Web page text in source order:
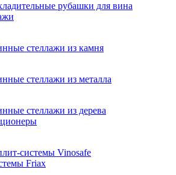
рубашки для вина
стеллажи из камня
стеллажи из металла
стеллажи из дерева
системы Vinosafe
Friax